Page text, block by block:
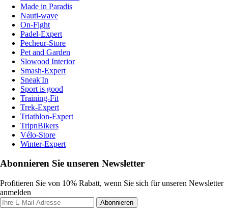
Made in Paradis
Nauti-wave
On-Fight
Padel-Expert
Pecheur-Store
Pet and Garden
Slowood Interior
Smash-Expert
Sneak'In
Sport is good
Training-Fit
Trek-Expert
Triathlon-Expert
TripnBikers
Vélo-Store
Winter-Expert
Abonnieren Sie unseren Newsletter
Profitieren Sie von 10% Rabatt, wenn Sie sich für unseren Newsletter
anmelden
Abonnieren